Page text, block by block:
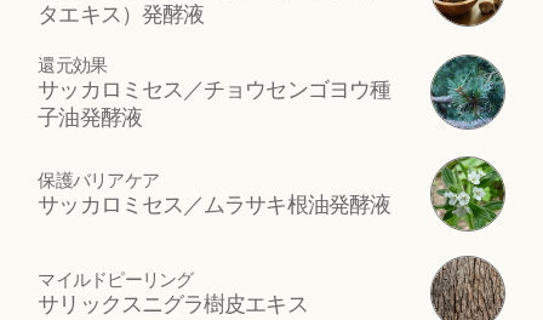
タエキス）発酵液
還元効果
サッカロミセス／チョウセンゴヨウ種
子油発酵液
保護バリアケア
サッカロミセス／ムラサキ根油発酵液
マイルドピーリング
サリックスニグラ樹皮エキス